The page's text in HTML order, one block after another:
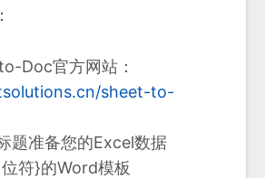
Doc官方网站：
sheet-to-
题准备您的Excel数据
符}的Word模板